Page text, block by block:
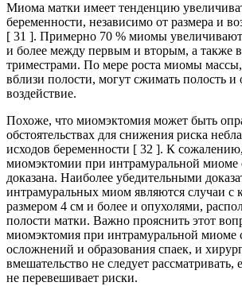
Миома матки имеет тенденцию
беременности, независимо от размера и
[ 31 ]. Примерно 70 % миомы
и более между первым и вторым, а также
триместрами. По мере роста миомы
вблизи полости, могут сжимать полость и
воздействие.
Похоже, что миомэктомия может быть
обстоятельствах для снижения риска
исходов беременности [ 32 ]. К
миомэктомии при интрамуральной миоме
доказана. Наиболее убедительными
интрамуральных миом являются случаи
размером 4 см и более и опухолями,
полости матки. Важно прояснить этот
миомэктомия при интрамуральной миоме
осложнений и образования спаек, и
вмешательство не следует рассматривать,
не перевешивает риски.